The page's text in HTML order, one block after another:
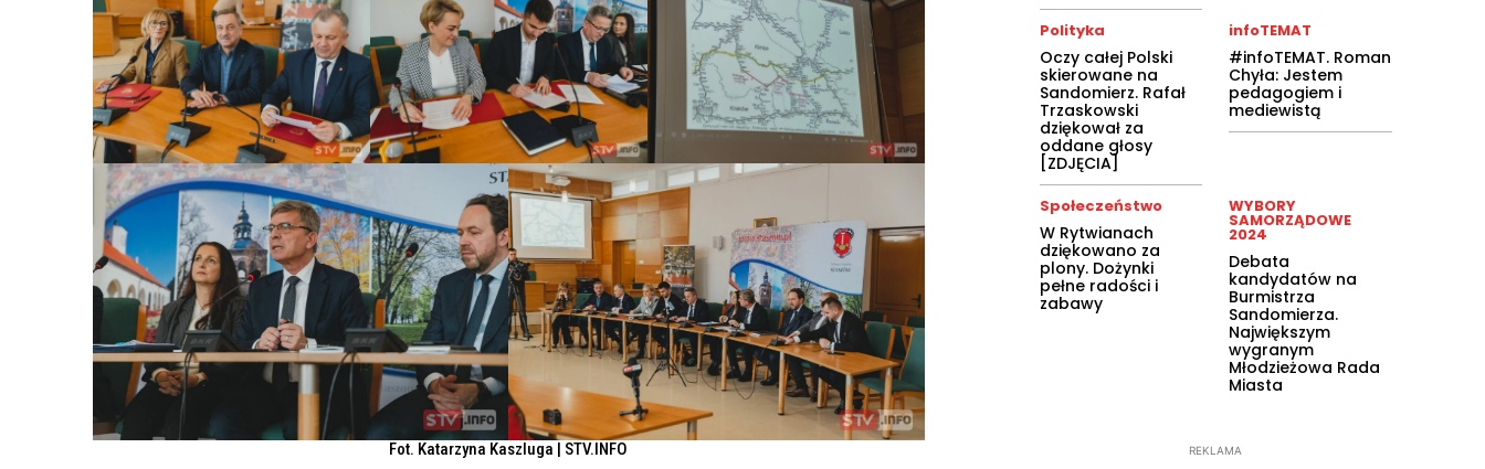
Fot. Katarzyna Kaszluga | STV.INFO
Polityka
Oczy całej Polski
skierowane na
Sandomierz. Rafał
Trzaskowski
dziękował za
oddane głosy
[ZDJĘCIA]
infoTEMAT
#infoTEMAT. Roman
Chyła: Jestem
pedagogiem i
mediewistą
Społeczeństwo
W Rytwianach
dziękowano za
plony. Dożynki
pełne radości i
zabawy
WYBORY
SAMORZĄDOWE
2024
Debata
kandydatów na
Burmistrza
Sandomierza.
Największym
wygranym
Młodzieżowa Rada
Miasta
REKLAMA